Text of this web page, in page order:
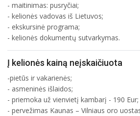
- maitinimas: pusryčiai;
- kelionės vadovas iš Lietuvos;
- ekskursinė programa;
- kelionės dokumentų sutvarkymas.
Į kelionės kainą neįskaičiuota
-pietūs ir vakarienės;
- asmeninės išlaidos;
- priemoka už vienvietį kambarį - 190 Eur;
- pervežimas Kaunas – Vilniaus oro